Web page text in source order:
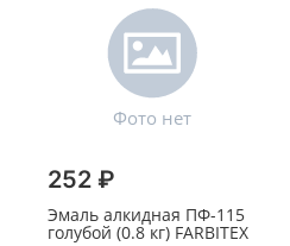
252 ₽
Эмаль алкидная ПФ-115
голубой (0.8 кг) FARBITEX